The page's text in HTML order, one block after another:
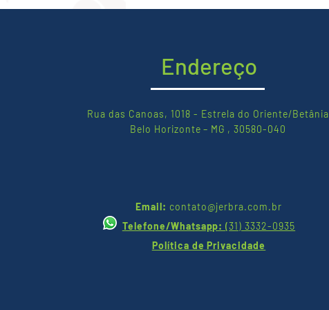
pisos plásticos
Endereço
Rua das Canoas, 1018 - Estrela do Oriente/Betânia
Belo Horizonte – MG , 30580-040
Email: contato@jerbra.com.br
Telefone/Whatsapp:(31) 3332-0935
Política de Privacidade